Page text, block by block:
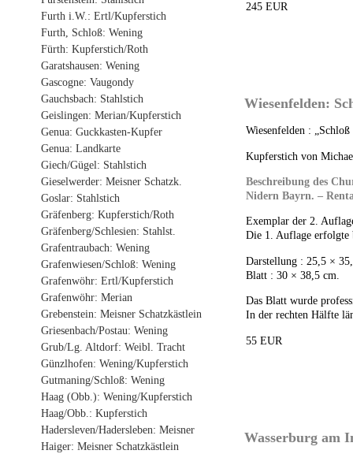
Furth i.W.: Ertl/Kupferstich
Furth, Schloß: Wening
Fürth: Kupferstich/Roth
Garatshausen: Wening
Gascogne: Vaugondy
Gauchsbach: Stahlstich
Geislingen: Merian/Kupferstich
Genua: Guckkasten-Kupfer
Genua: Landkarte
Giech/Gügel: Stahlstich
Gieselwerder: Meisner Schatzk.
Goslar: Stahlstich
Gräfenberg: Kupferstich/Roth
Gräfenberg/Schlesien: Stahlst.
Grafentraubach: Wening
Grafenwiesen/Schloß: Wening
Grafenwöhr: Ertl/Kupferstich
Grafenwöhr: Merian
Grebenstein: Meisner Schatzkästlein
Griesenbach/Postau: Wening
Grub/Lg. Altdorf: Weibl. Tracht
Günzlhofen: Wening/Kupferstich
Gutmaning/Schloß: Wening
Haag (Obb.): Wening/Kupferstich
Haag/Obb.: Kupferstich
Hadersleven/Hadersleben: Meisner
Haiger: Meisner Schatzkästlein
245 EUR
Wiesenfelden:
Wiesenfelden :
Kupferstich von
Beschreibung des
Nidern Bayrn. –
Exemplar der 2.
Die 1. Auflage erfolgte
Darstellung : 25,5 ×
Blatt : 30 × 38,5 cm.
Das Blatt wurde
In der rechten Hälfte
55 EUR
Wasserburg am